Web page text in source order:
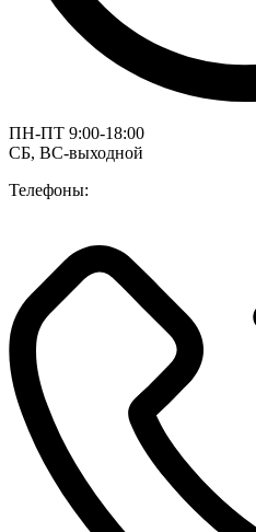
ПН-ПТ 9:00-18:00
СБ, ВС-выходной
Телефоны: